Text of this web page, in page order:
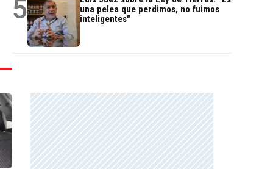
5
una pelea que perdimos, no fuimos
inteligentes"